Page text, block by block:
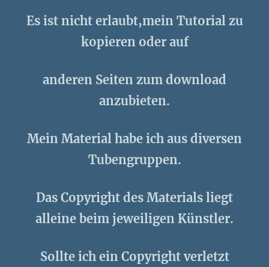
Es ist nicht erlaubt,mein Tutorial zu
kopieren oder auf
anderen Seiten zum download
anzubieten.
Mein Material habe ich aus diversen
Tubengruppen.
Das Copyright des Materials liegt
alleine beim jeweiligen Künstler.
Sollte ich ein Copyright verletzt